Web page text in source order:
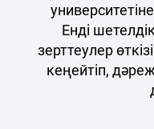
Енді
зерттеулер
кеңейтіп,